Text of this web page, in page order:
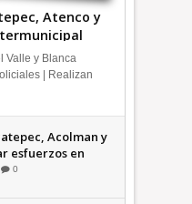
Atenco y
Valle y Blanca
| Realizan
Acolman y
esfuerzos en
0